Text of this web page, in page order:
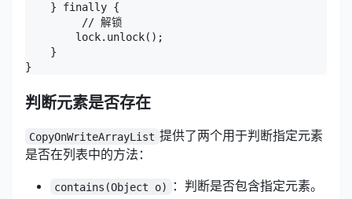
    } finally {
         // 解锁
        lock.unlock();
    }
}
判断元素是否存在
CopyOnWriteArrayList 提供了两个用于判断指定元素
是否在列表中的方法：
contains(Object o) ：判断是否包含指定元素。